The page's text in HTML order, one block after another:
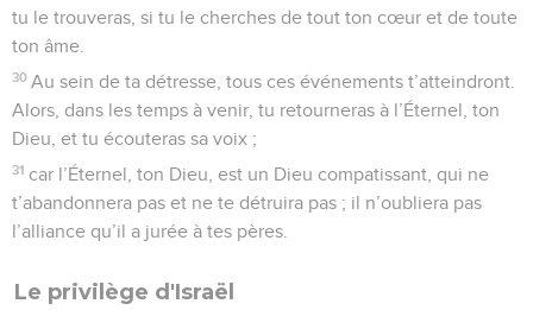
tu le trouveras, si tu le cherches de tout ton cœur et de toute
ton âme.
30 Au sein de ta détresse, tous ces événements t’atteindront.
Alors, dans les temps à venir, tu retourneras à l’Éternel, ton
Dieu, et tu écouteras sa voix ;
31 car l’Éternel, ton Dieu, est un Dieu compatissant, qui ne
t’abandonnera pas et ne te détruira pas ; il n’oubliera pas
l’alliance qu’il a jurée à tes pères.
Le privilège d'Israël